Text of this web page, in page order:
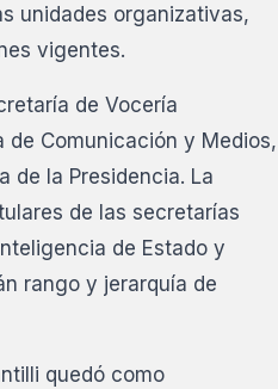
unidades organizativas,
vigentes.
de Vocería
de Comunicación y Medios,
de la Presidencia. La
de las secretarías
de Estado y
rango y jerarquía de
quedó como